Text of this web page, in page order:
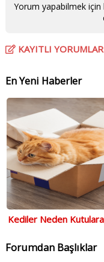
Yorum yapabilmek
KAYITLI YORUMLAR
En Yeni Haberler
Kediler Neden Kutulara
Forumdan Başlıklar